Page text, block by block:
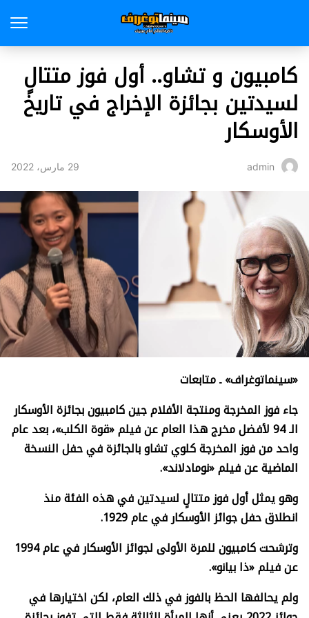
كامبيون و تشاو.. أول فوز متتالٍ
لسيدتين بجائزة الإخراج في تاريخ
الأوسكار
admin 29 مارس، 2022
«سينماتوغراف» ـ متابعات
جاء فوز المخرجة ومنتجة الأفلام جين كامبيون بجائزة الأوسكار
الـ 94 لأفضل مخرج هذا العام عن فيلم «قوة الكلب»، بعد عام
واحد من فوز المخرجة كلوي تشاو بالجائزة في حفل النسخة
الماضية عن فيلم «نومادلاند».
وهو يمثل أول فوز متتالٍ لسيدتين في هذه الفئة منذ
انطلاق حفل جوائز الأوسكار في عام 1929
.
وترشحت كامبيون للمرة الأولى لجوائز الأوسكار في عام 1994
عن فيلم «ذا بيانو».
ولم يحالفها الحظ بالفوز في ذلك العام، لكن اختيارها في